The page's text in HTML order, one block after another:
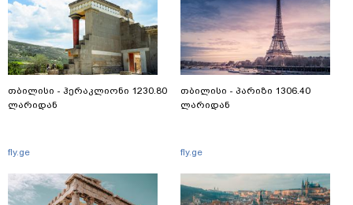
თბილისი - ჰერაკლიონი 1230.80
ლარიდან
fly.ge
თბილისი - პარიზი 1306.40
ლარიდან
fly.ge